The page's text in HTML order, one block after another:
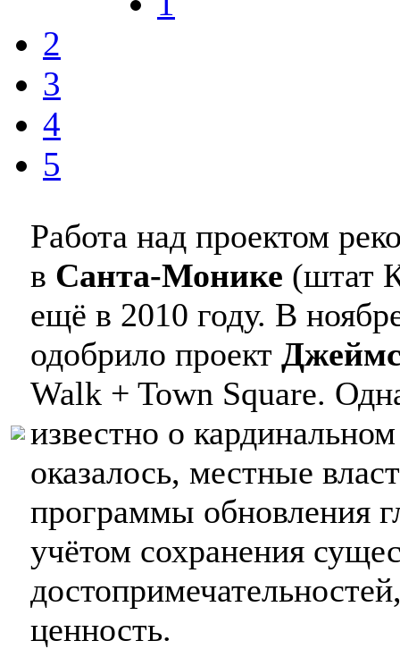
2
3
4
5
Работа над проектом
в Санта-Монике (штат
ещё в 2010 году. В
одобрило проект
Walk + Town Square.
известно о
оказалось, местные
программы обновления
учётом сохранения
ценность.